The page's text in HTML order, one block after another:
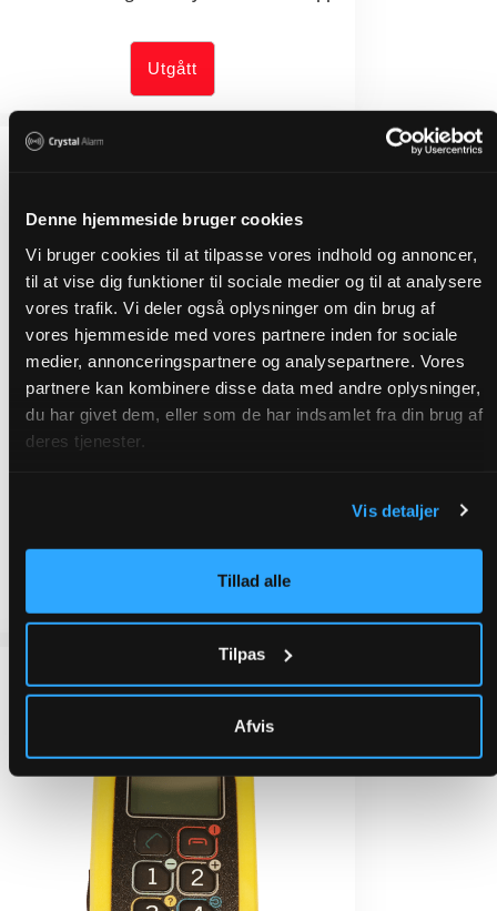
Denne hjemmeside bruger cookies
Vi bruger cookies til at tilpasse vores indhold og annoncer,
til at vise dig funktioner til sociale medier og til at analysere
vores trafik. Vi deler også oplysninger om din brug af
vores hjemmeside med vores partnere inden for sociale
medier, annonceringspartnere og analysepartnere. Vores
partnere kan kombinere disse data med andre oplysninger,
du har givet dem, eller som de har indsamlet fra din brug af
deres tjenester.
Vis detaljer
Tillad alle
Tilpas
Afvis
Utgått